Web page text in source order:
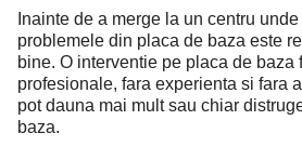
Inainte de a merge la un centru
problemele din placa de baza este
bine. O interventie pe placa de baza
profesionale, fara experienta si fara
pot dauna mai mult sau chiar
baza.